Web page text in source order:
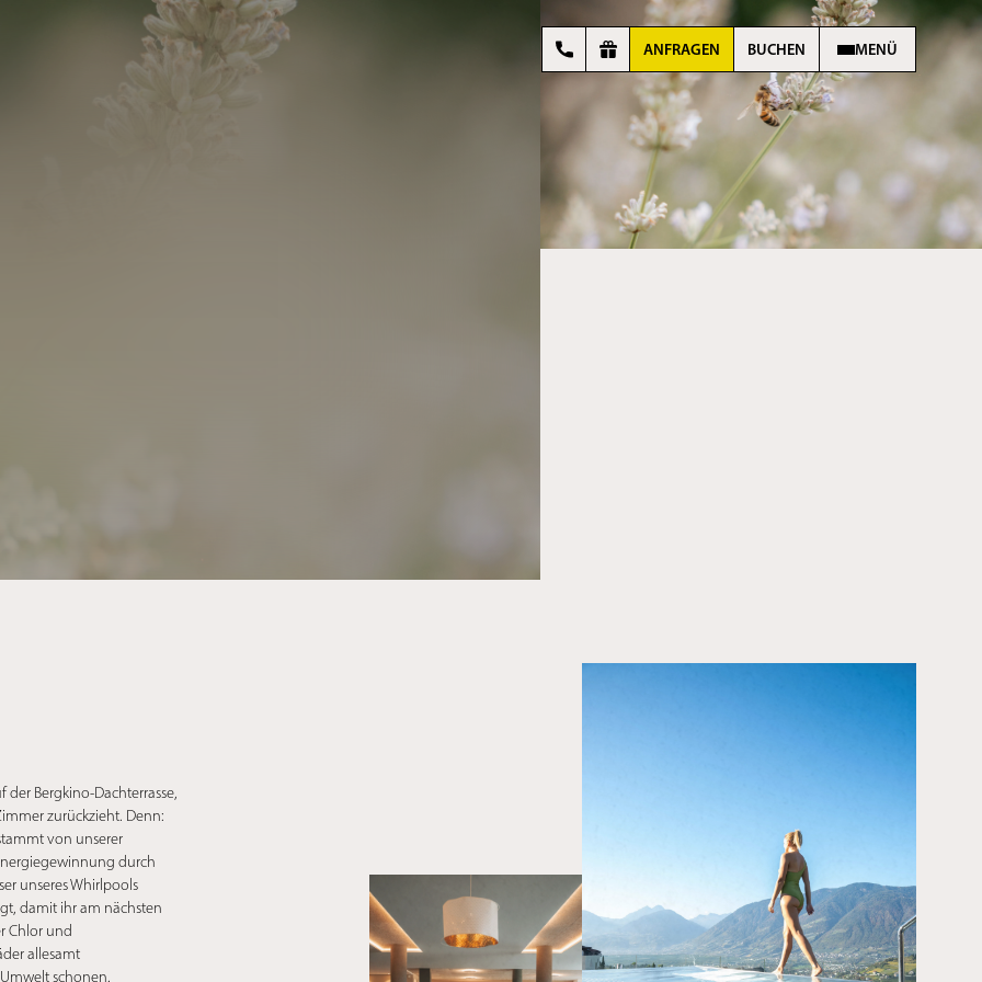
ANFRAGEN BUCHEN MENÜ
der Bergkino-Dachterrasse,
zurückzieht. Denn:
von unserer
durch
unseres Whirlpools
damit ihr am nächsten
Chlor und
allesamt
schonen.